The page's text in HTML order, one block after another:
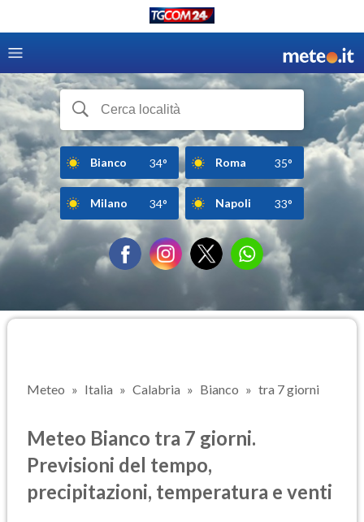
Bianco 34° Roma 35°
Milano 34° Napoli 33°
Meteo Italia Calabria Bianco tra 7 giorni
Meteo Bianco tra 7 giorni.
Previsioni del tempo,
precipitazioni, temperatura e venti